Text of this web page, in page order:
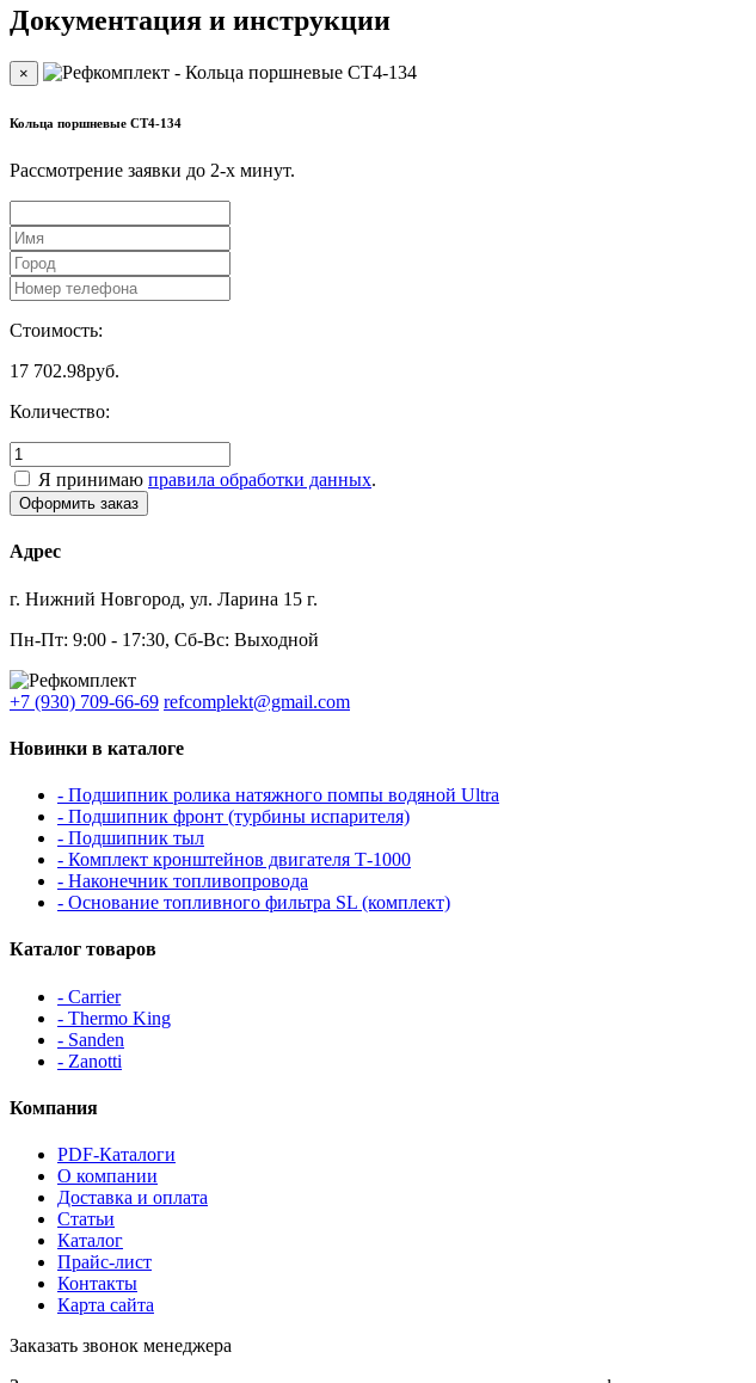
Документация и инструкции
×
Кольца поршневые СТ4-134
Рассмотрение заявки до 2-x минут.
Стоимость:
17 702.98руб.
Количество:
Я принимаю правила обработки данных.
Адрес
г. Нижний Новгород, ул. Ларина 15 г.
Пн-Пт: 9:00 - 17:30, Сб-Вс: Выходной
+7 (930) 709-66-69 refcomplekt@gmail.com
Новинки в каталоге
- Подшипник ролика натяжного помпы водяной Ultra
- Подшипник фронт (турбины испарителя)
- Подшипник тыл
- Комплект кронштейнов двигателя Т-1000
- Наконечник топливопровода
- Основание топливного фильтра SL (комплект)
Каталог товаров
- Carrier
- Thermo King
- Sanden
- Zanotti
Компания
PDF-Каталоги
О компании
Доставка и оплата
Статьи
Каталог
Прайс-лист
Контакты
Карта сайта
Заказать звонок менеджера